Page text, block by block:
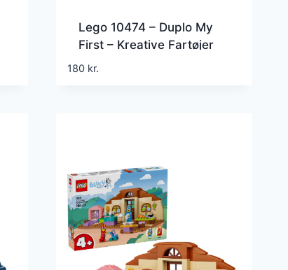
Lego 10474 – Duplo My
First – Kreative Fartøjer
180 kr.